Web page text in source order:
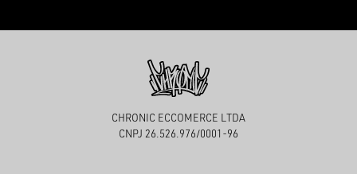
CHRONIC ECCOMERCE LTDA
CNPJ 26.526.976/0001-96